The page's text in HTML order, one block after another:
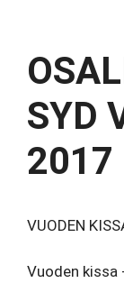
SYD
2017
VUODEN
Vuoden kissa